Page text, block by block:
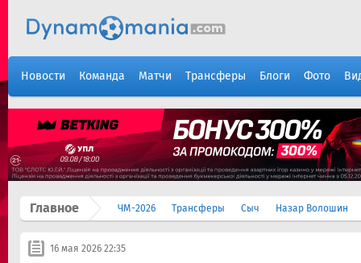
Новости Команда Матчи Трансферы Блоги Фото
Главное ЧМ-2026 Трансферы Сыч Назар Волошин
16 мая 2026 22:35